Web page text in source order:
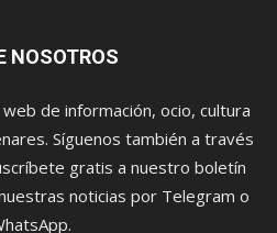
NOSOTROS
de información, ocio, cultura
Síguenos también a través
gratis a nuestro boletín
noticias por Telegram o